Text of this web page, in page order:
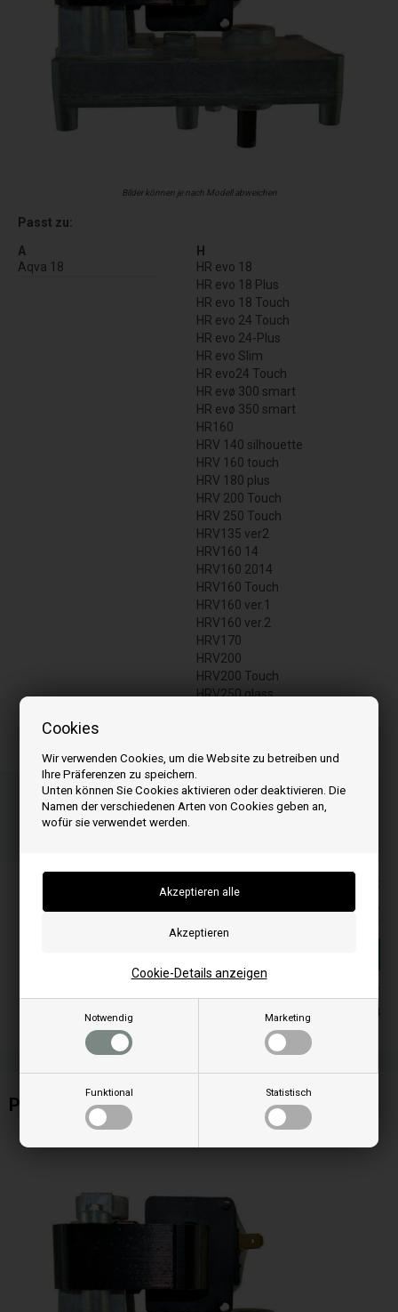
Cookies
Wir verwenden Cookies, um die Website zu betreiben und
Ihre Präferenzen zu speichern.
Unten können Sie Cookies aktivieren oder deaktivieren. Die
Namen der verschiedenen Arten von Cookies geben an,
wofür sie verwendet werden.
Notwendig Marketing
Funktional Statistisch
Cookie-Details anzeigen
Bilder können je nach Modell abweichen
Passt zu:
A
Aqva 18
H
HR evo 18
HR evo 18 Plus
HR evo 18 Touch
HR evo 24 Touch
HR evo 24-Plus
HR evo Slim
HR evo24 Touch
HR evø 300 smart
HR evø 350 smart
HR160
HRV 140 silhouette
HRV 160 touch
HRV 180 plus
HRV 200 Touch
HRV 250 Touch
HRV135 ver2
HRV160 14
HRV160 2014
HRV160 Touch
HRV160 ver.1
HRV160 ver.2
HRV170
HRV200
HRV200 Touch
HRV250 glass
Bestellen Sie Ihre Artikel vor 15:00 Uhr
Schnelle Lieferung - Paketnummer an E-Mail
00 26
Alle Preise inkl. MwSt
115,00EUR
Auf lager
Lieferung 2-4
Pelletsmotor passt zu Ecoteck Pelletofen